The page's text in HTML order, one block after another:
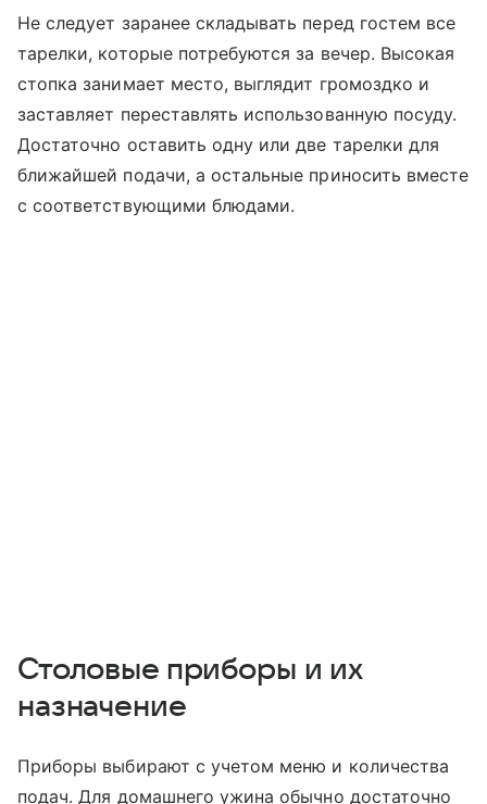
Не следует заранее складывать перед гостем все
тарелки, которые потребуются за вечер. Высокая
стопка занимает место, выглядит громоздко и
заставляет переставлять использованную посуду.
Достаточно оставить одну или две тарелки для
ближайшей подачи, а остальные приносить вместе
с соответствующими блюдами.
Столовые приборы и их
назначение
Приборы выбирают с учетом меню и количества
подач. Для домашнего ужина обычно достаточно